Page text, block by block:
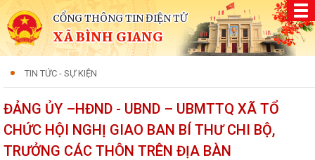
CỔNG THÔNG TIN ĐIỆN TỬ
XÃ BÌNH GIANG
TIN TỨC - SỰ KIỆN
ĐẢNG ỦY –HĐND - UBND – UBMTTQ XÃ TỔ
CHỨC HỘI NGHỊ GIAO BAN BÍ THƯ CHI BỘ,
TRƯỞNG CÁC THÔN TRÊN ĐỊA BÀN